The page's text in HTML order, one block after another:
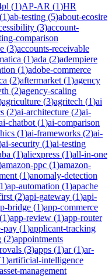
(1)AP-AR (1)HR
(1)ab-testing (5)about-ecosire
(3)account-
comparison
(3)accounts-receivable
(1)ada (2)adempiere
(1)adobe-commerce
(2)aftermarket (1)agency
(2)agency-scaling
agriculture (3)agritech (1)ai
(2)ai-architecture (2)ai-
chatbot (1)ai-comparison
(1)ai-frameworks (2)ai-
ai-security (1)ai-testing
(1)aliexpress (1)all-in-one
amazon-ppc (1)amazon-
(1)anomaly-detection
1)ap-automation (1)apache
(2)api-gateway (1)api-
bridge (1)app-commerce
(1)app-review (1)app-router
pay (1)applicant-tracking
(2)appointments
(3)apps (1)ar(1)ar-
1)artificial-intelligence
asset-management